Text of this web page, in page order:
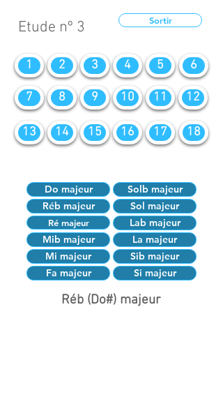
Etude nº 3 Sortir
1 2 3 4 5 6
7 8 9 10 11 12
13 14 15 16 17 18
Do majeur
Solb majeur
Réb majeur
Sol majeur
Ré majeur
Lab majeur
Mib majeur
La majeur
Mi majeur
Sib majeur
Fa majeur
Si majeur
Réb (Do#) majeur